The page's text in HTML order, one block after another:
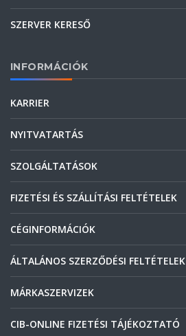
SZERVER KERESŐ
INFORMÁCIÓK
KARRIER
NYITVATARTÁS
SZOLGÁLTATÁSOK
FIZETÉSI ÉS SZÁLLÍTÁSI FELTÉTELEK
CÉGINFORMÁCIÓK
ÁLTALÁNOS SZERZŐDÉSI FELTÉTELEK
MÁRKASZERVIZEK
CIB-ONLINE FIZETÉSI TÁJÉKOZTATÓ